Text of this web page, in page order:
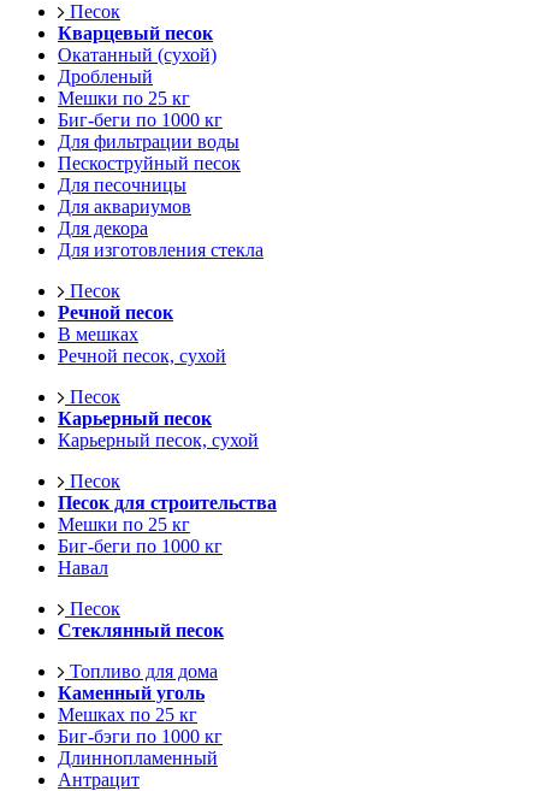
Песок
Кварцевый песок
Окатанный (сухой)
Дробленый
Мешки по 25 кг
Биг-беги по 1000 кг
Для фильтрации воды
Пескоструйный песок
Для песочницы
Для аквариумов
Для декора
Для изготовления стекла
Песок
Речной песок
В мешках
Речной песок, сухой
Песок
Карьерный песок
Карьерный песок, сухой
Песок
Песок для строительства
Мешки по 25 кг
Биг-беги по 1000 кг
Навал
Песок
Стеклянный песок
Топливо для дома
Каменный уголь
Мешках по 25 кг
Биг-бэги по 1000 кг
Длиннопламенный
Антрацит